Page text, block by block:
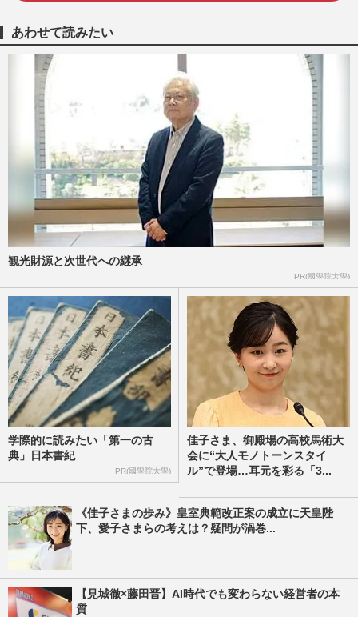
モノトーンスタイル”で登場…耳元を彩る
「3300円の藍染イヤリング…
2026/8/1
《佳子さまの歩み》愛子さまや佳子さまが
結婚後も残るのに「夫と子は一般人」…皇
室典範改正案に潜む“あま…
週刊女性2026年7月28日・8月4日号 2026/7/19
愛子さまと佳子さまのパールとおそろいヘ
アで「姉妹コーデ」と天皇家と秋篠宮家が
茶会で見せた「絆のリンク…
週刊女性PRIME
《佳子さまの歩み》「皇族として親しまれ
ていることが重要」国民から見守られてき
た佳子さまが持つ、一般人…
週刊女性2026年7月21日号 2026/7/12
あわせて読みたい
観光財源と次世代への継承
PR(國學院大學)
学際的に読みたい「第一の古
典」日本書紀
PR(國學院大學)
佳子さま、御殿場の高校馬術大
会に“大人モノトーンスタイ
ル”で登場…耳元を彩る「3...
《佳子さまの歩み》皇室典範改正案の成立に天皇陛
下、愛子さまらの考えは？疑問が渦巻...
【見城徹×藤田晋】AI時代でも変わらない経営者の本
質